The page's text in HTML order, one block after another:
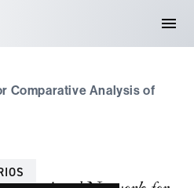
Comparative Analysis of